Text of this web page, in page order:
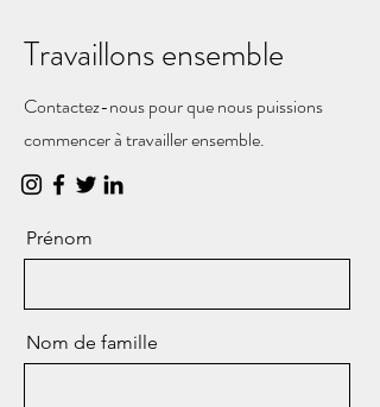
Travaillons ensemble
Contactez-nous pour que nous puissions
commencer à travailler ensemble.
Prénom
Nom de famille